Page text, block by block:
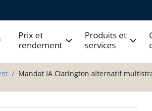
Prix et
rendement
Produits et
services
Mandat IA Clarington alternatif